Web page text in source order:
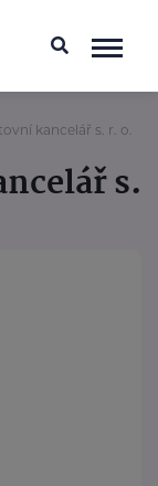
kancelář s. r. o.
s.